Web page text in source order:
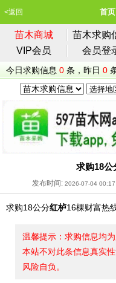
<返回 首页
苗木商城 苗木求购
VIP会员
会员登
今日求购信息 0 条，昨日 0
求购18公
发布时间: 2026-07-04 00:17
求购18公分红栌16棵财富热
温馨提示：求购信息均
本站不对此条信息真实
风险自负。